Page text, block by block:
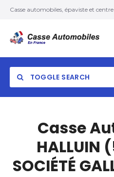
Casse automobiles, épaviste et
TOGGLE SEARCH
Casse
HALLUIN
SOCIÉTÉ